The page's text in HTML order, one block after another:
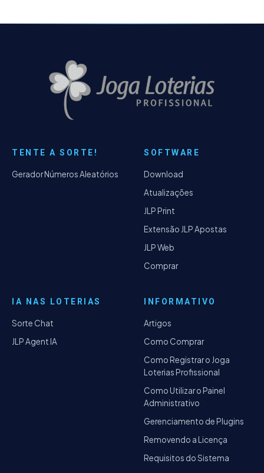
TENTE A SORTE!
Gerador Números Aleatórios
SOFTWARE
Download
Atualizações
JLP Print
Extensão JLP Apostas
JLP Web
Comprar
IA NAS LOTERIAS
Sorte Chat
JLP Agent IA
INFORMATIVO
Artigos
Como Comprar
Como Registrar o Joga
Loterias Profissional
Como Utilizar o Painel
Administrativo
Gerenciamento de Plugins
Removendo a Licença
Requisitos do Sistema